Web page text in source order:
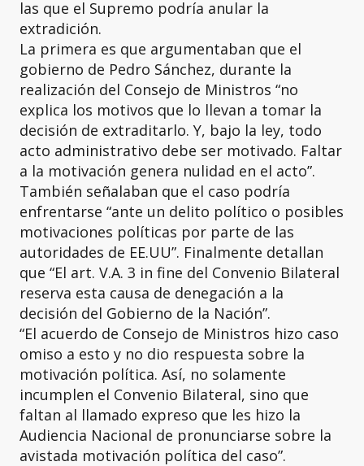
las que el Supremo podría anular la
extradición.
La primera es que argumentaban que el
gobierno de Pedro Sánchez, durante la
realización del Consejo de Ministros “no
explica los motivos que lo llevan a tomar la
decisión de extraditarlo. Y, bajo la ley, todo
acto administrativo debe ser motivado. Faltar
a la motivación genera nulidad en el acto”.
También señalaban que el caso podría
enfrentarse “ante un delito político o posibles
motivaciones políticas por parte de las
autoridades de EE.UU”. Finalmente detallan
que “El art. V.A. 3 in fine del Convenio Bilateral
reserva esta causa de denegación a la
decisión del Gobierno de la Nación”.
“El acuerdo de Consejo de Ministros hizo caso
omiso a esto y no dio respuesta sobre la
motivación política. Así, no solamente
incumplen el Convenio Bilateral, sino que
faltan al llamado expreso que les hizo la
Audiencia Nacional de pronunciarse sobre la
avistada motivación política del caso”.